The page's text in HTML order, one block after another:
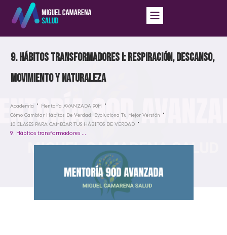
9. Hábitos transformadores I: respiración, descanso,
movimiento y naturaleza
Academia
Mentoría AVANZADA 90M
Cómo Cambiar Hábitos De Verdad: Evoluciona Tu Mejor Versión
10 CLASES PARA CAMBIAR TUS HÁBITOS DE VERDAD
9. Hábitos transformadores I: respiración, descanso, movimiento y naturaleza